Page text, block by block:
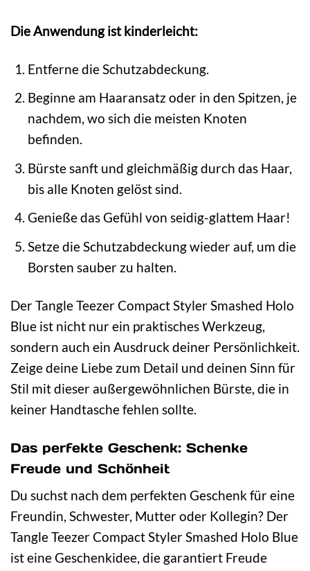
Die Anwendung ist kinderleicht:
Entferne die Schutzabdeckung.
Beginne am Haaransatz oder in den Spitzen, je
nachdem, wo sich die meisten Knoten
befinden.
Bürste sanft und gleichmäßig durch das Haar,
bis alle Knoten gelöst sind.
Genieße das Gefühl von seidig-glattem Haar!
Setze die Schutzabdeckung wieder auf, um die
Borsten sauber zu halten.
Der Tangle Teezer Compact Styler Smashed Holo
Blue ist nicht nur ein praktisches Werkzeug,
sondern auch ein Ausdruck deiner Persönlichkeit.
Zeige deine Liebe zum Detail und deinen Sinn für
Stil mit dieser außergewöhnlichen Bürste, die in
keiner Handtasche fehlen sollte.
Das perfekte Geschenk: Schenke
Freude und Schönheit
Du suchst nach dem perfekten Geschenk für eine
Freundin, Schwester, Mutter oder Kollegin? Der
Tangle Teezer Compact Styler Smashed Holo Blue
ist eine Geschenkidee, die garantiert Freude